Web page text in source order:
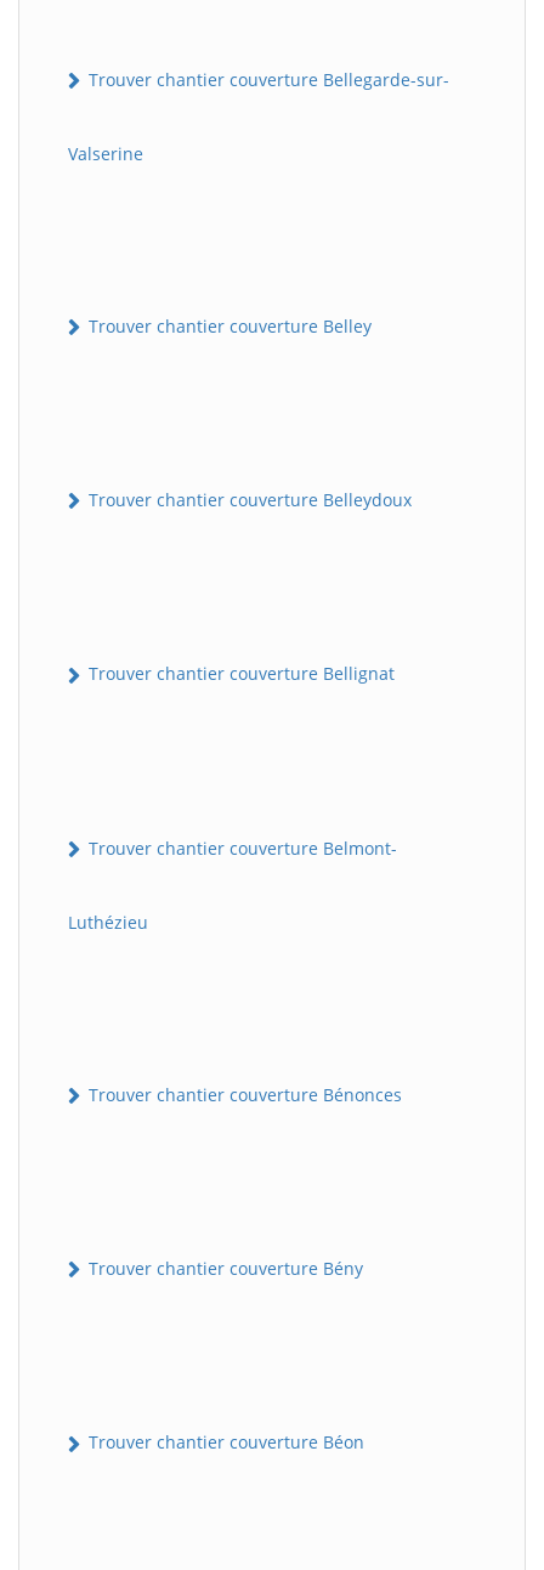
Trouver chantier couverture Bellegarde-sur-
Valserine
Trouver chantier couverture Belley
Trouver chantier couverture Belleydoux
Trouver chantier couverture Bellignat
Trouver chantier couverture Belmont-
Luthézieu
Trouver chantier couverture Bénonces
Trouver chantier couverture Bény
Trouver chantier couverture Béon